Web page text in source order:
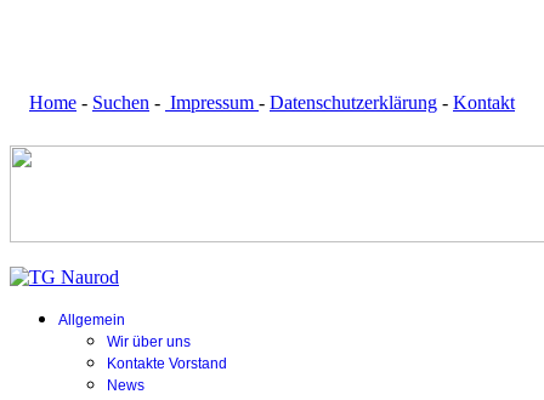
Home - Suchen - Impressum - Datenschutzerklärung - Kontakt
Allgemein
Wir über uns
Kontakte Vorstand
News